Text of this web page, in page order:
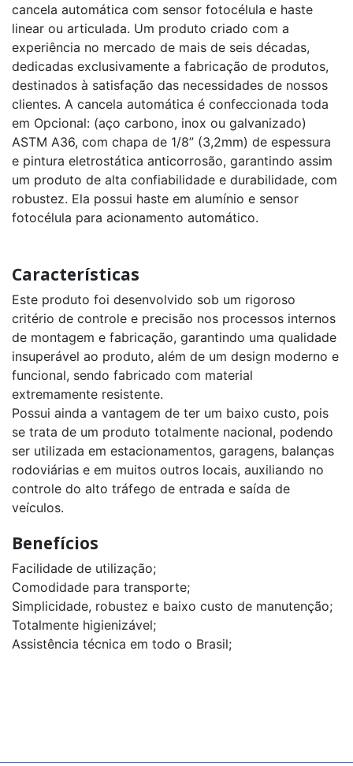
cancela automática com sensor fotocélula e haste
linear ou articulada. Um produto criado com a
experiência no mercado de mais de seis décadas,
dedicadas exclusivamente a fabricação de produtos,
destinados à satisfação das necessidades de nossos
clientes. A cancela automática é confeccionada toda
em Opcional: (aço carbono, inox ou galvanizado)
ASTM A36, com chapa de 1/8” (3,2mm) de espessura
e pintura eletrostática anticorrosão, garantindo assim
um produto de alta confiabilidade e durabilidade, com
robustez. Ela possui haste em alumínio e sensor
fotocélula para acionamento automático.
Características
Este produto foi desenvolvido sob um rigoroso
critério de controle e precisão nos processos internos
de montagem e fabricação, garantindo uma qualidade
insuperável ao produto, além de um design moderno e
funcional, sendo fabricado com material
extremamente resistente.
Possui ainda a vantagem de ter um baixo custo, pois
se trata de um produto totalmente nacional, podendo
ser utilizada em estacionamentos, garagens, balanças
rodoviárias e em muitos outros locais, auxiliando no
controle do alto tráfego de entrada e saída de
veículos.
Benefícios
Facilidade de utilização;
Comodidade para transporte;
Simplicidade, robustez e baixo custo de manutenção;
Totalmente higienizável;
Assistência técnica em todo o Brasil;